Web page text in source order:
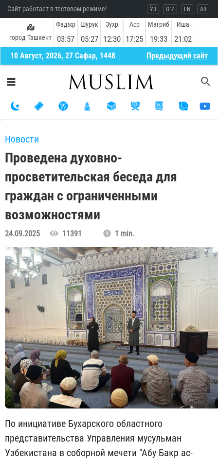
Сайт работает в тестовом режиме! ЎЗ O`Z EN AR
город Ташкент
Фаджр
03:57
Шурук
05:27
Зухр
12:30
Аср
17:25
Магриб
19:33
Иша
21:02
10 Август, 2026, 27 Сафар, 1448 Предыдущий сайт
Новости
Проведена духовно-
просветительская беседа для
граждан с ограниченными
возможностями
24.09.2025 11391 1 min.
По инициативе Бухарского областного
представительства Управления мусульман
Узбекистана в соборной мечети "Абу Бакр ас-